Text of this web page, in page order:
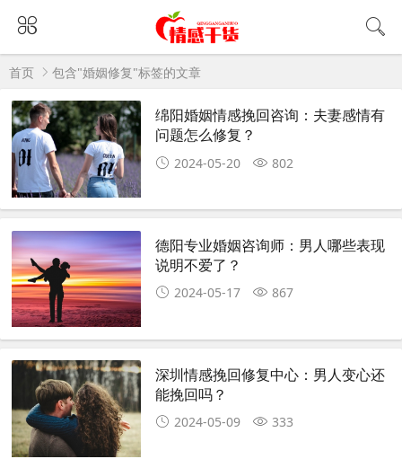
首页 包含"婚姻修复"标签的文章
绵阳婚姻情感挽回咨询：夫妻感情有
问题怎么修复？
2024-05-20 802
德阳专业婚姻咨询师：男人哪些表现
说明不爱了？
2024-05-17 867
深圳情感挽回修复中心：男人变心还
能挽回吗？
2024-05-09 333